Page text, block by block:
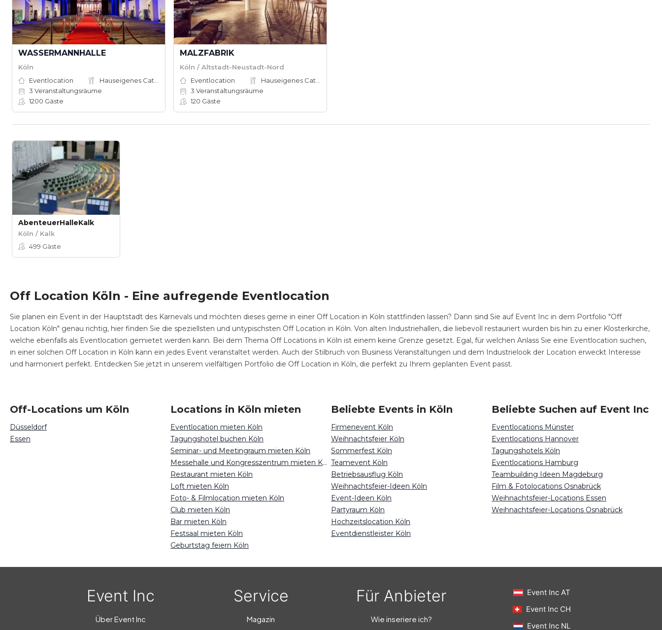
WASSERMANNHALLE
Köln
Eventlocation
3 Veranstaltungsräume
1200 Gäste
MALZFABRIK
Köln / Altstadt-Neustadt-Nord
Eventlocation
3 Veranstaltungsräume
120 Gäste
AbenteuerHalleKalk
Köln / Kalk
499 Gäste
Off Location Köln - Eine aufregende Eventlocation
Sie planen ein Event in der Hauptstadt des Karnevals und möchten dieses gerne in einer Off Location in Köln stattfinden lassen? Dann sind Sie auf Event Inc in dem Portfolio "Off
Location Köln" genau richtig, hier finden Sie die speziellsten und untypischsten Off Location in Köln. Von alten Industriehallen, die liebevoll restauriert wurden bis hin zu einer Klosterkirche,
welche ebenfalls als Eventlocation gemietet werden kann. Bei dem Thema Off Locations in Köln ist einem keine Grenze gesetzt. Egal, für welchen Anlass Sie eine Eventlocation suchen,
in einer solchen Off Location in Köln kann ein jedes Event veranstaltet werden. Auch der Stilbruch von Business Veranstaltungen und dem Industrielook der Location erweckt Interesse
und harmoniert perfekt. Entdecken Sie jetzt in unserem vielfältigen Portfolio die Off Location in Köln, die perfekt zu Ihrem geplanten Event passt.
Off-Locations um Köln
Düsseldorf
Essen
Locations in Köln mieten
Eventlocation mieten Köln
Tagungshotel buchen Köln
Seminar- und Meetingraum mieten Köln
Messehalle und Kongresszentrum mieten Köln
Restaurant mieten Köln
Loft mieten Köln
Foto- & Filmlocation mieten Köln
Club mieten Köln
Bar mieten Köln
Festsaal mieten Köln
Geburtstag feiern Köln
Beliebte Events in Köln
Firmenevent Köln
Weihnachtsfeier Köln
Sommerfest Köln
Teamevent Köln
Betriebsausflug Köln
Weihnachtsfeier-Ideen Köln
Event-Ideen Köln
Partyraum Köln
Hochzeitslocation Köln
Eventdienstleister Köln
Beliebte Suchen auf Event Inc
Eventlocations Münster
Eventlocations Hannover
Tagungshotels Köln
Eventlocations Hamburg
Teambuilding Ideen Magdeburg
Film & Fotolocations Osnabrück
Weihnachtsfeier-Locations Essen
Weihnachtsfeier-Locations Osnabrück
Event Inc
Über Event Inc
Service
Magazin
Für Anbieter
Wie inseriere ich?
Event Inc AT
Event Inc CH
Event Inc NL